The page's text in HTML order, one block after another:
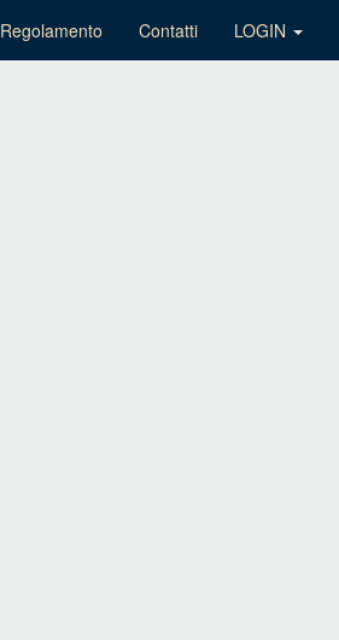
Regolamento Contatti LOGIN